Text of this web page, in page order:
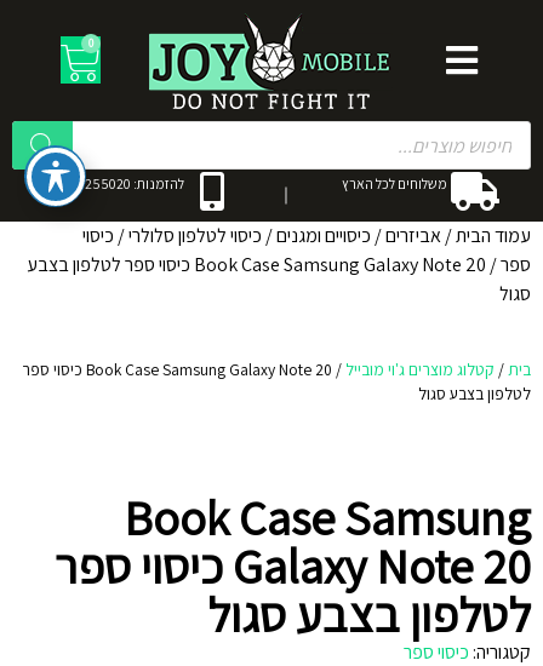
0
משלוחים לכל הארץ להזמנות: 053-3255020
עמוד הבית/אביזרים/ כיסויים ומגנים/ כיסוי לטלפון סלולרי/ כיסוי
ספר
/ Book Case Samsung Galaxy Note 20 כיסוי ספר לטלפון בצבע
סגול
בית/ קטלוג מוצרים ג'וי מובייל /
Book Case Samsung Galaxy Note 20 כיסוי ספר
לטלפון בצבע סגול
Book Case Samsung
Galaxy Note 20 כיסוי ספר
לטלפון בצבע סגול
קטגוריה: כיסוי ספר